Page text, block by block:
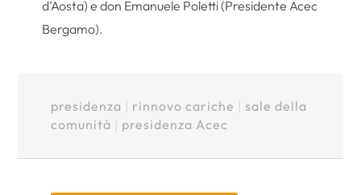
d’Aosta) e don Emanuele Poletti (Presidente Acec
Bergamo).
presidenza rinnovo cariche
sale della
comunità
presidenza Acec